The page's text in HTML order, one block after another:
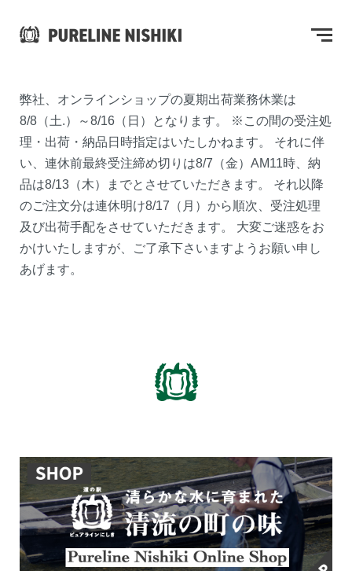
弊社、オンラインショップの夏期出荷業務休業は
8/8（土.）～8/16（日）となります。 ※この間の受注処
理・出荷・納品日時指定はいたしかねます。 それに伴
い、連休前最終受注締め切りは8/7（金）AM11時、納
品は8/13（木）までとさせていただきます。 それ以降
のご注文分は連休明け8/17（月）から順次、受注処理
及び出荷手配をさせていただきます。 大変ご迷惑をお
かけいたしますが、ご了承下さいますようお願い申し
あげます。